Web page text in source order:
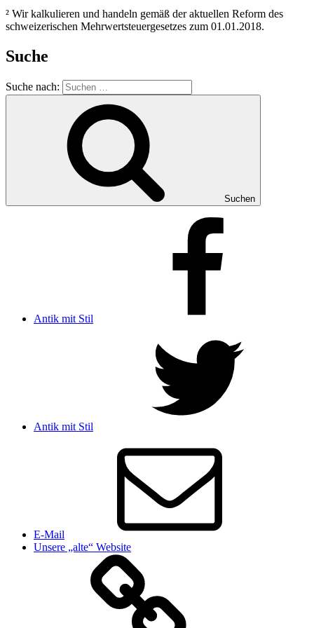
² Wir kalkulieren und handeln gemäß der aktuellen Reform des
schweizerischen Mehrwertsteuergesetzes zum 01.01.2018.
Suche
Suche nach:
Suchen
Antik mit Stil
Antik mit Stil
E-Mail
Unsere „alte“ Website